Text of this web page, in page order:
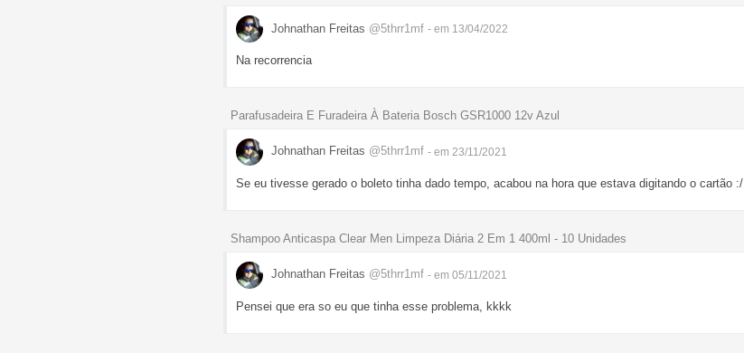
Johnathan Freitas @5thrr1mf - em 13/04/2022
Na recorrencia
Parafusadeira E Furadeira À Bateria Bosch GSR1000 12v Azul
Johnathan Freitas @5thrr1mf - em 23/11/2021
Se eu tivesse gerado o boleto tinha dado tempo, acabou na hora que estava digitando o cartão :/
Shampoo Anticaspa Clear Men Limpeza Diária 2 Em 1 400ml - 10 Unidades
Johnathan Freitas @5thrr1mf - em 05/11/2021
Pensei que era so eu que tinha esse problema, kkkk